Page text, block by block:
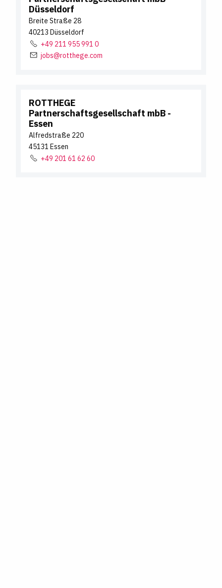
Düsseldorf
Breite Straße 28
40213 Düsseldorf
+49 211 955 991 0
jobs@rotthege.com
ROTTHEGE
Partnerschaftsgesellschaft mbB -
Essen
Alfredstraße 220
45131 Essen
+49 201 61 62 60